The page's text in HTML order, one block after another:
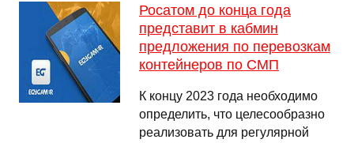
Росатом до конца года
представит в кабмин
предложения по перевозкам
контейнеров по СМП
К концу 2023 года необходимо
определить, что целесообразно
реализовать для регулярной